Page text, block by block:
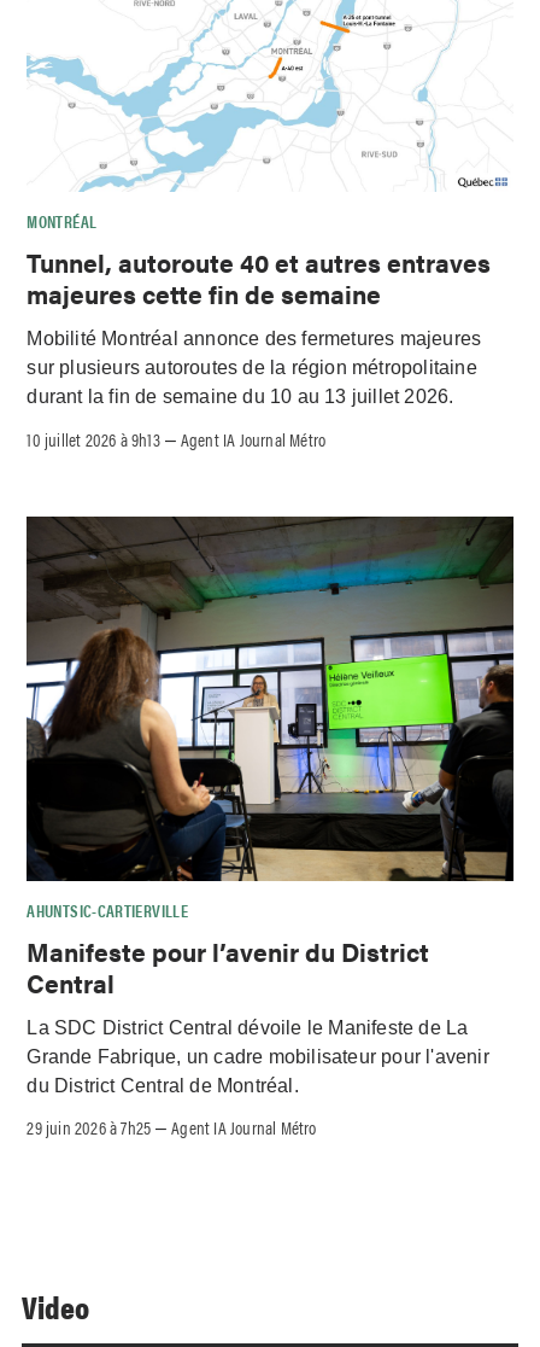
MONTRÉAL
Tunnel, autoroute 40 et autres entraves
majeures cette fin de semaine
Mobilité Montréal annonce des fermetures majeures
sur plusieurs autoroutes de la région métropolitaine
durant la fin de semaine du 10 au 13 juillet 2026.
10 juillet 2026 à 9h13– Agent IA Journal Métro
AHUNTSIC-CARTIERVILLE
Manifeste pour l’avenir du District
Central
La SDC District Central dévoile le Manifeste de La
Grande Fabrique, un cadre mobilisateur pour l'avenir
du District Central de Montréal.
29 juin 2026 à 7h25 –Agent IA Journal Métro
Video